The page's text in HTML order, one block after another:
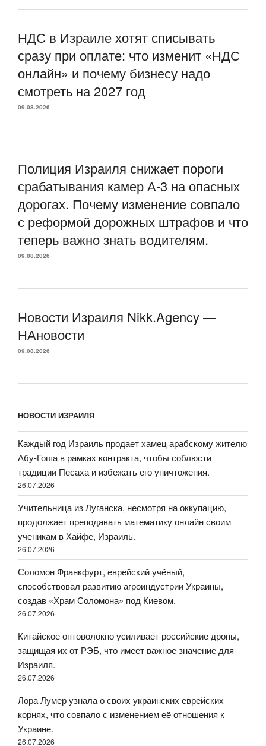
НДС в Израиле хотят списывать
сразу при оплате: что изменит «НДС
онлайн» и почему бизнесу надо
смотреть на 2027 год
09.08.2026
Полиция Израиля снижает пороги
срабатывания камер А-3 на опасных
дорогах. Почему изменение совпало
с реформой дорожных штрафов и что
теперь важно знать водителям.
09.08.2026
Новости Израиля Nikk.Agency —
НАновости
09.08.2026
НОВОСТИ ИЗРАИЛЯ
Каждый год Израиль продает хамец арабскому жителю
Абу-Гоша в рамках контракта, чтобы соблюсти
традиции Песаха и избежать его уничтожения.
26.07.2026
Учительница из Луганска, несмотря на оккупацию,
продолжает преподавать математику онлайн своим
ученикам в Хайфе, Израиль.
26.07.2026
Соломон Франкфурт, еврейский учёный,
способствовал развитию агроиндустрии Украины,
создав «Храм Соломона» под Киевом.
26.07.2026
Китайское оптоволокно усиливает российские дроны,
защищая их от РЭБ, что имеет важное значение для
Израиля.
26.07.2026
Лора Лумер узнала о своих украинских еврейских
корнях, что совпало с изменением её отношения к
Украине.
26.07.2026